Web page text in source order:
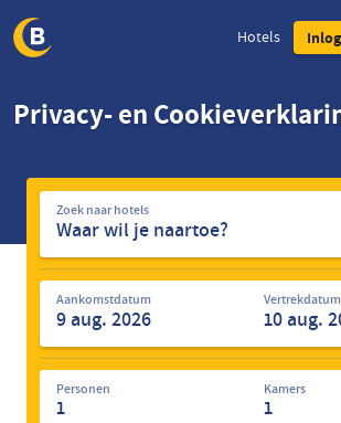
Hotels
Privacy- en
Zoek
naar
hotels
Zoek naar hotels
Aankomstdatum Vertrekdatum
Personen
1
Kamers
1